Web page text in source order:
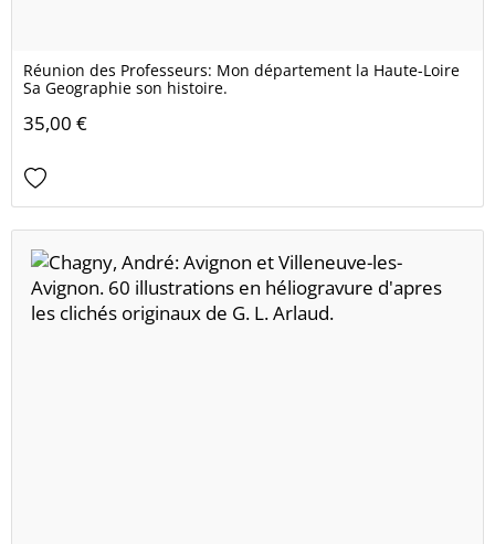
Réunion des Professeurs: Mon département la Haute-Loire
Sa Geographie son histoire.
35,00 €